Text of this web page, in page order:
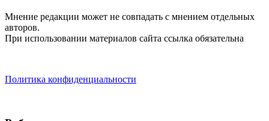
Мнение редакции может не совпадать с мнением отдельных
авторов.
При использовании материалов сайта ссылка обязательна
Политика конфиденциальности